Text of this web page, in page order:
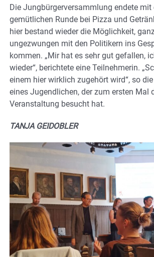
Die Jungbürgerversammlung endete mit
gemütlichen Runde bei Pizza und
hier bestand wieder die Möglichkeit,
ungezwungen mit den Politikern ins
kommen. „Mir hat es sehr gut gefallen,
wieder“, berichtete eine Teilnehmerin.
einem hier wirklich zugehört wird“, so
eines Jugendlichen, der zum ersten Mal
Veranstaltung besucht hat.
TANJA GEIDOBLER